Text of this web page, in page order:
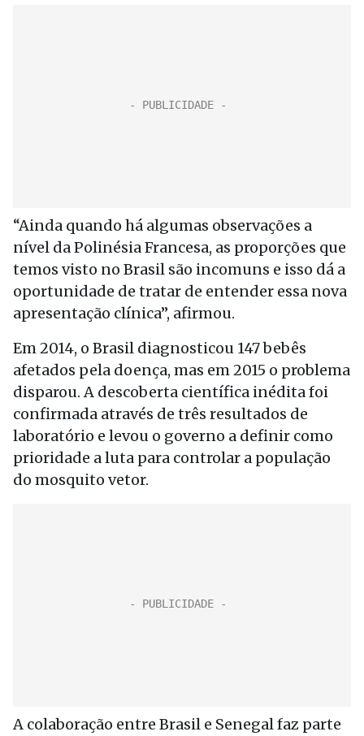
“Ainda quando há algumas observações a
nível da Polinésia Francesa, as proporções que
temos visto no Brasil são incomuns e isso dá a
oportunidade de tratar de entender essa nova
apresentação clínica”, afirmou.
Em 2014, o Brasil diagnosticou 147 bebês
afetados pela doença, mas em 2015 o problema
disparou. A descoberta científica inédita foi
confirmada através de três resultados de
laboratório e levou o governo a definir como
prioridade a luta para controlar a população
do mosquito vetor.
A colaboração entre Brasil e Senegal faz parte